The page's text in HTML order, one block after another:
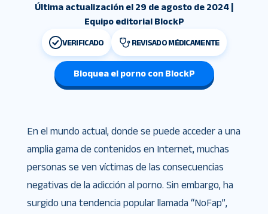
Última actualización el 29 de agosto de 2024 |
Equipo editorial BlockP
VERIFICADO REVISADO MÉDICAMENTE
Bloquea el porno con BlockP
En el mundo actual, donde se puede acceder a una
amplia gama de contenidos en Internet, muchas
personas se ven víctimas de las consecuencias
negativas de la adicción al porno. Sin embargo, ha
surgido una tendencia popular llamada “NoFap”,